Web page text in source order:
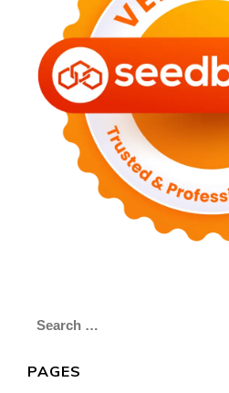
Search
PAGES